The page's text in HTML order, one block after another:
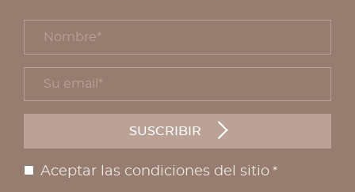
Nombre *
Su email *
SUSCRIBIR
Aviso legal
Aceptar las condiciones del sitio *